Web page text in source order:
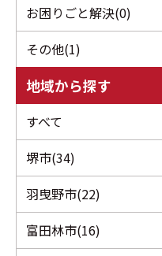
お困りごと解決(0)
その他(1)
地域から探す
すべて
堺市(34)
羽曳野市(22)
富田林市(16)